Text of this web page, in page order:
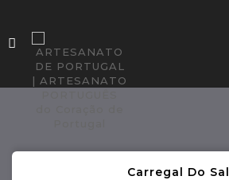
Carregal Do Sal